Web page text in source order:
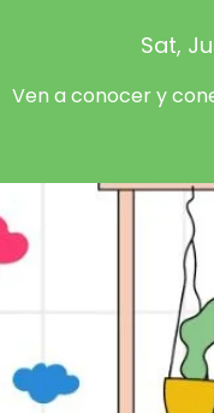
Sat,
Ven a conocer y